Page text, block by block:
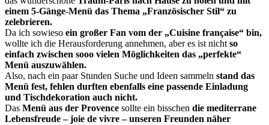
einem 5-Gänge-Menü das Thema „Französischer Stil“ zu
zelebrieren.
Da ich sowieso ein großer Fan vom der „Cuisine française“ bin,
wollte ich die Herausforderung annehmen, aber es ist nicht so
einfach zwischen sooo vielen Möglichkeiten das „perfekte“
Menü auszuwählen.
Also, nach ein paar Stunden Suche und Ideen sammeln stand das
Menü fest, fehlen durften ebenfalls eine passende Einladung
und Tischdekoration auch nicht.
Das Menü aus der Provence sollte ein bisschen die mediterrane
Lebensfreude – joie de vivre– unseren Freunden näher